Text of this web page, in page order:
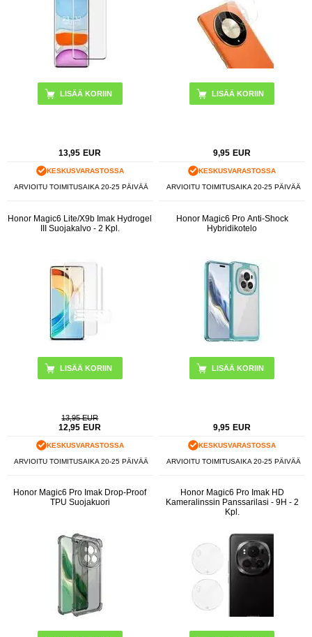
13,95 EUR
KESKUSVARASTOSSA
ARVIOITU TOIMITUSAIKA 20-25 PÄIVÄÄ
9,95 EUR
KESKUSVARASTOSSA
ARVIOITU TOIMITUSAIKA 20-25 PÄIVÄÄ
Honor Magic6 Lite/X9b Imak Hydrogel
III Suojakalvo - 2 Kpl.
13,95 EUR
12,95 EUR
KESKUSVARASTOSSA
ARVIOITU TOIMITUSAIKA 20-25 PÄIVÄÄ
Honor Magic6 Pro Anti-Shock
Hybridikotelo
LISÄÄ KORIIN
9,95 EUR
KESKUSVARASTOSSA
ARVIOITU TOIMITUSAIKA 20-25 PÄIVÄÄ
Honor Magic6 Pro Imak Drop-Proof
TPU Suojakuori
Honor Magic6 Pro Imak HD
Kameralinssin Panssarilasi - 9H - 2
Kpl.